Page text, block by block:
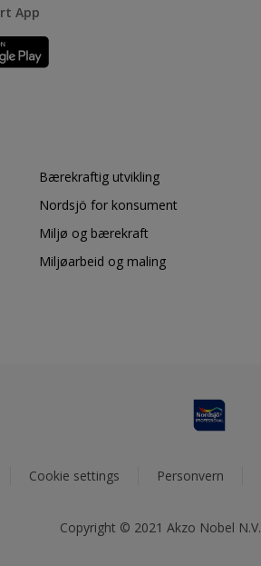
App
Bærekraftig utvikling
Nordsjö for konsument
Miljø og bærekraft
Miljøarbeid og maling
Cookie settings Personvern
Copyright © 2021 Akzo Nobel N.V.